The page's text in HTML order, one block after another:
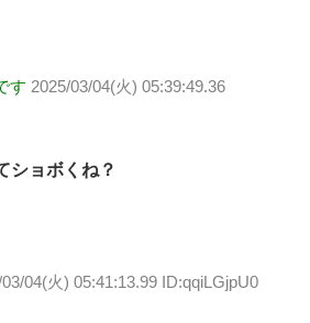
す 2025/03/04(火) 05:39:49.36
ショボくね？
04(火) 05:41:13.99 ID:qqiLGjpU0